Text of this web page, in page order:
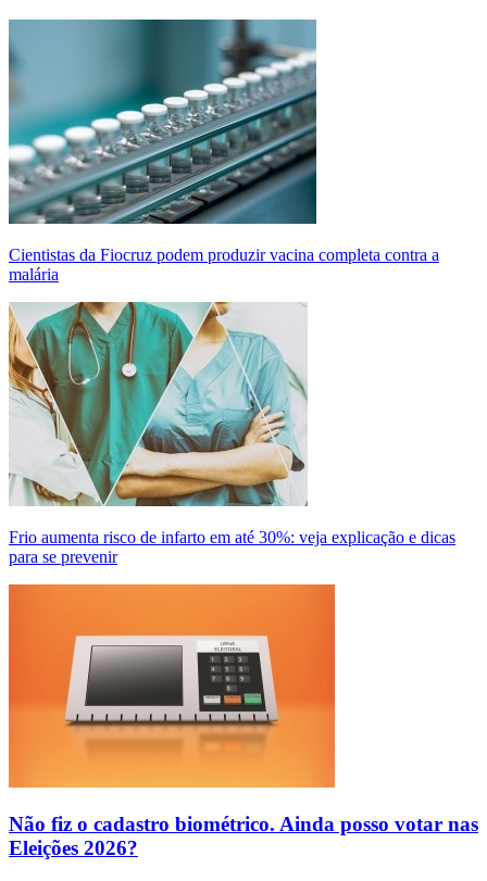
Cientistas da Fiocruz podem produzir vacina completa contra a
malária
Frio aumenta risco de infarto em até 30%: veja explicação e dicas
para se prevenir
Não fiz o cadastro biométrico. Ainda posso votar nas
Eleições 2026?